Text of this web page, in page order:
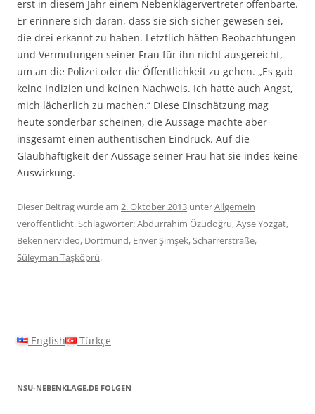
erst in diesem Jahr einem Nebenklägervertreter offenbarte.
Er erinnere sich daran, dass sie sich sicher gewesen sei,
die drei erkannt zu haben. Letztlich hätten Beobachtungen
und Vermutungen seiner Frau für ihn nicht ausgereicht,
um an die Polizei oder die Öffentlichkeit zu gehen. „Es gab
keine Indizien und keinen Nachweis. Ich hatte auch Angst,
mich lächerlich zu machen.“ Diese Einschätzung mag
heute sonderbar scheinen, die Aussage machte aber
insgesamt einen authentischen Eindruck. Auf die
Glaubhaftigkeit der Aussage seiner Frau hat sie indes keine
Auswirkung.
Dieser Beitrag wurde am 2. Oktober 2013 unterAllgemein
veröffentlicht. Schlagwörter:Abdurrahim Özüdoğru,Ayse Yozgat,
Bekennervideo, Dortmund, Enver Şimşek,Scharrerstraße,
Süleyman Taşköprü.
English Türkçe
NSU-NEBENKLAGE.DE FOLGEN